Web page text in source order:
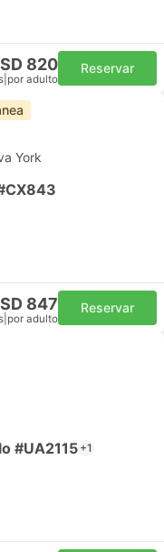
820
por adulto
Reservar
York
847
por adulto
Reservar
#UA2115 +1